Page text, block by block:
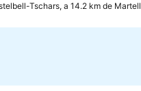
Tschars, a 14.2 km de Martell